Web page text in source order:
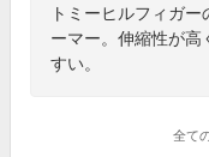
トミーヒルフィガ
ーマー。伸縮性が高
すい。
全て